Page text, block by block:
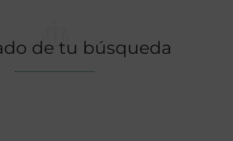
de tu búsqueda